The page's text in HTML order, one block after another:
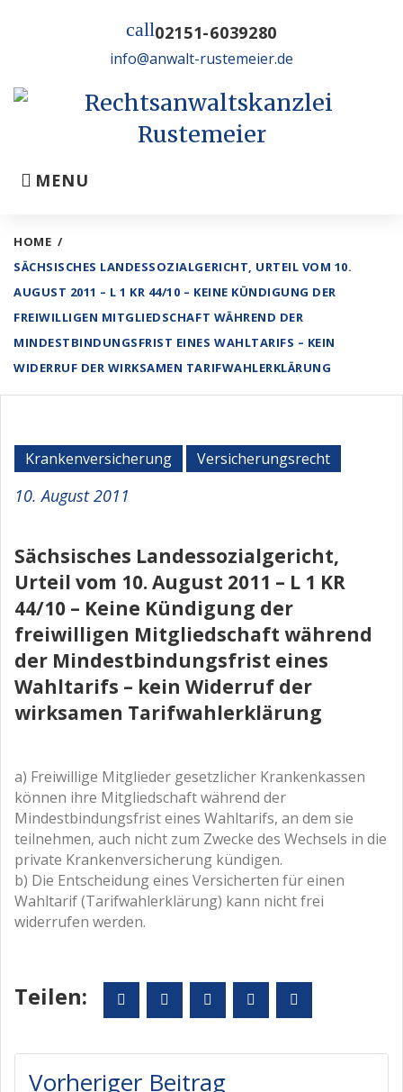
call02151-6039280
info@anwalt-rustemeier.de
MENU
HOME /
SÄCHSISCHES LANDESSOZIALGERICHT, URTEIL VOM 10.
AUGUST 2011 – L 1 KR 44/10 – KEINE KÜNDIGUNG DER
FREIWILLIGEN MITGLIEDSCHAFT WÄHREND DER
MINDESTBINDUNGSFRIST EINES WAHLTARIFS – KEIN
WIDERRUF DER WIRKSAMEN TARIFWAHLERKLÄRUNG
Krankenversicherung Versicherungsrecht
10. August 2011
Sächsisches Landessozialgericht,
Urteil vom 10. August 2011 – L 1 KR
44/10 – Keine Kündigung der
freiwilligen Mitgliedschaft während
der Mindestbindungsfrist eines
Wahltarifs – kein Widerruf der
wirksamen Tarifwahlerklärung
a) Freiwillige Mitglieder gesetzlicher Krankenkassen
können ihre Mitgliedschaft während der
Mindestbindungsfrist eines Wahltarifs, an dem sie
teilnehmen, auch nicht zum Zwecke des Wechsels in die
private Krankenversicherung kündigen.
b) Die Entscheidung eines Versicherten für einen
Wahltarif (Tarifwahlerklärung) kann nicht frei
widerrufen werden.
Teilen: FacebookTwitter Google+ LinkedIn
Vorheriger Beitrag